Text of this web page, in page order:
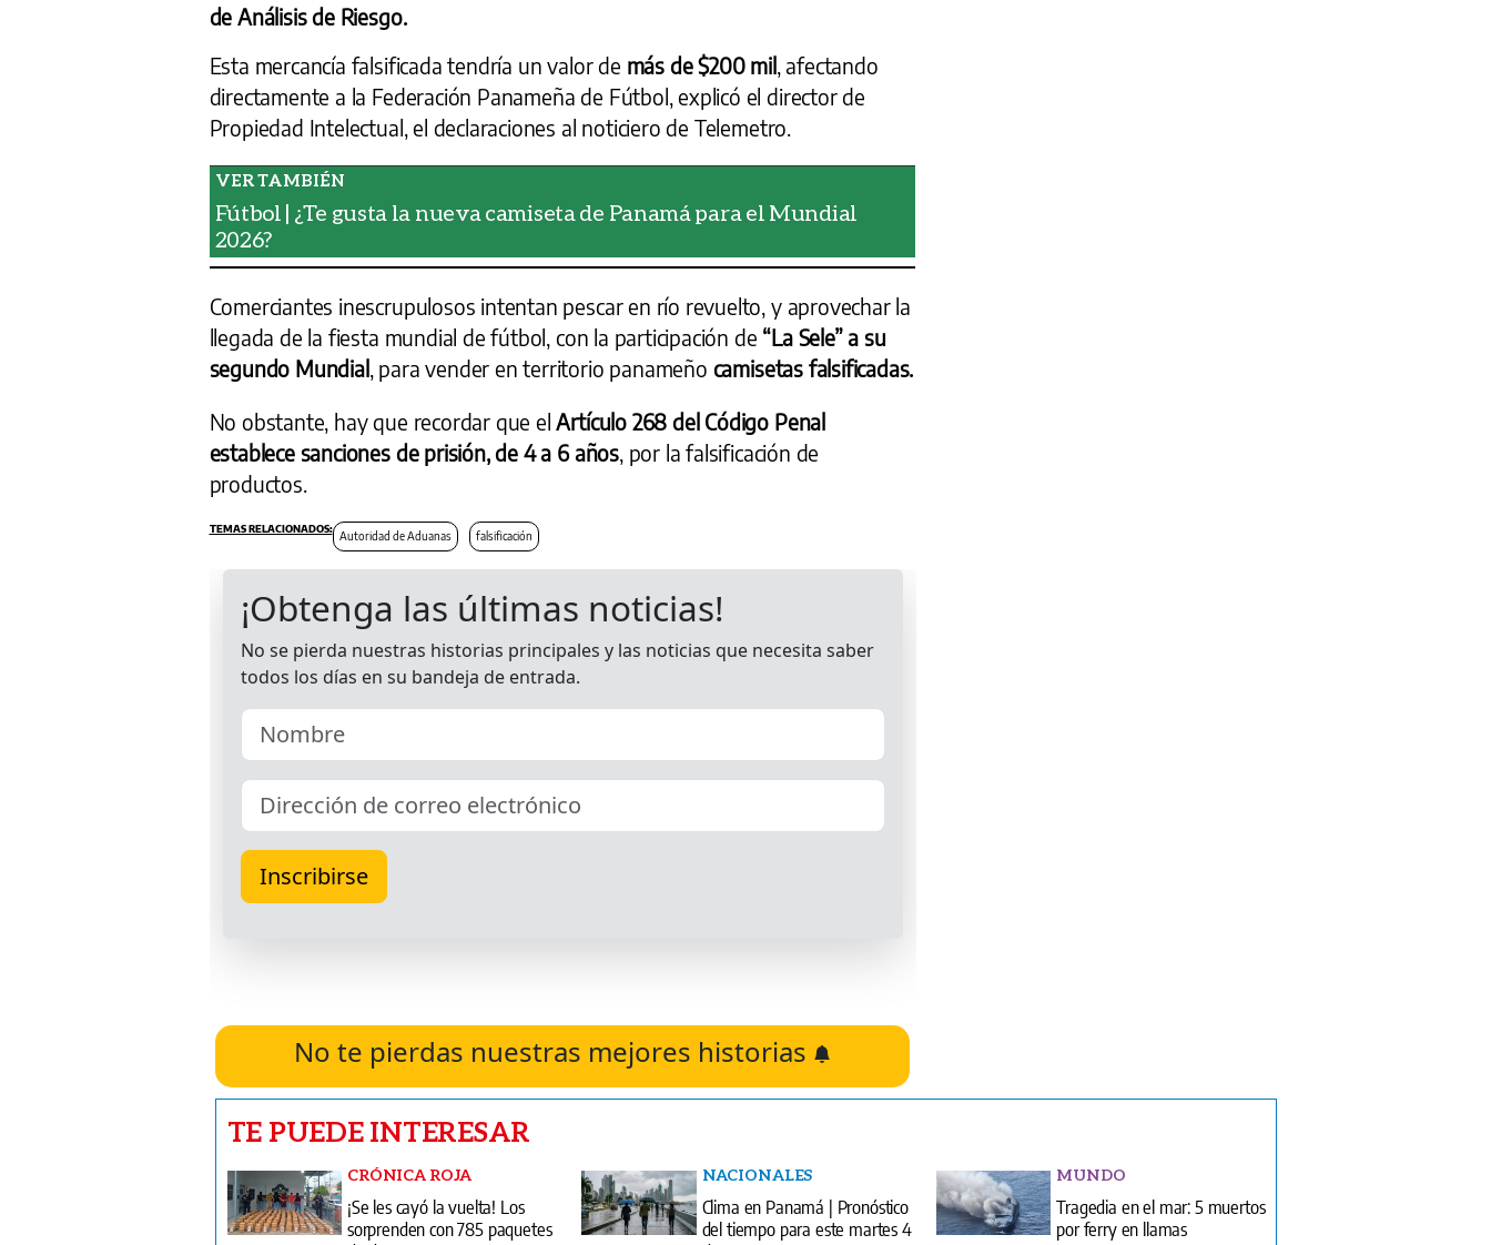
de Análisis de Riesgo.
Esta mercancía falsificada tendría un valor de más de $200 mil, afectando
directamente a la Federación Panameña de Fútbol, explicó el director de
Propiedad Intelectual, el declaraciones al noticiero de Telemetro.
Fútbol | ¿Te gusta la nueva camiseta de Panamá para el Mundial
2026?
Comerciantes inescrupulosos intentan pescar en río revuelto, y aprovechar la
llegada de la fiesta mundial de fútbol, con la participación de “La Sele” a su
segundo Mundial, para vender en territorio panameño camisetas falsificadas.
No obstante, hay que recordar que el Artículo 268 del Código Penal
establece sanciones de prisión, de 4 a 6 años, por la falsificación de
productos.
Autoridad de Aduanas falsificación
No te pierdas nuestras mejores historias
TE PUEDE INTERESAR
CRÓNICA ROJA
¡Se les cayó la vuelta! Los
sorprenden con 785 paquetes
NACIONALES
Clima en Panamá | Pronóstico
del tiempo para este martes 4
MUNDO
Tragedia en el mar: 5 muertos
por ferry en llamas